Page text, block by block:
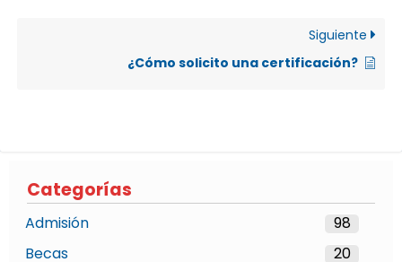
Categorías
Admisión
98
Becas
20
Siguiente
¿Cómo solicito una certificación?